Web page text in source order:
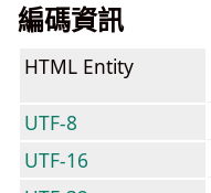
編碼資訊
HTML Entity
UTF-8
UTF-16